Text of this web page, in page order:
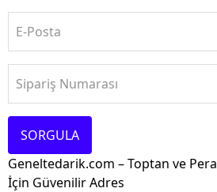
E-Posta
Sipariş Numarası
SORGULA
Geneltedarik.com – Toptan ve
İçin Güvenilir Adres